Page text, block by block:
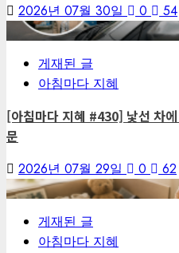
2026년 07월 30일 0
54
6
게재된 글
아침마다 지혜
[아침마다 지혜 #430] 낯선 차
문
2026년 07월 29일 0
62
7
게재된 글
아침마다 지혜